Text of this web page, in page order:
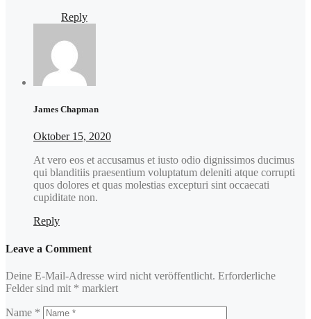
Reply
James Chapman
Oktober 15, 2020
At vero eos et accusamus et iusto odio dignissimos ducimus
qui blanditiis praesentium voluptatum deleniti atque corrupti
quos dolores et quas molestias excepturi sint occaecati
cupiditate non.
Reply
Leave a Comment
Deine E-Mail-Adresse wird nicht veröffentlicht. Erforderliche
Felder sind mit * markiert
Name *